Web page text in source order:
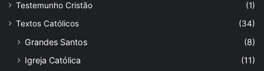
Testemunho Cristão
(1)
Textos Católicos
(34)
Grandes Santos
(8)
Igreja Católica
(11)